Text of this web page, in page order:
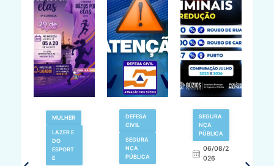
MULHER
LAZER E
DO
ESPORT
E
DEFESA
CIVIL
SEGURA
NÇA
PÚBLICA
SEGURA
NÇA
PÚBLICA
06/08/2
026